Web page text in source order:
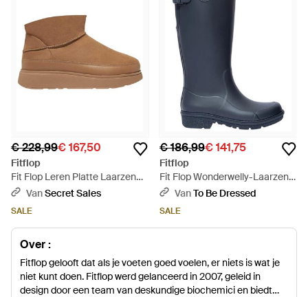
€ 228,99€ 167,50
Fitflop
Fit Flop Leren Platte Laarzen
Voor (Tan) - Bruin
VanSecret Sales
SALE
€ 186,99€ 141,75
Fitflop
Fit Flop Wonderwelly-Laarzen
Voor (Marine) - Blauw
VanTo Be Dressed
SALE
Over :
Fitflop gelooft dat als je voeten goed voelen, er niets is wat je
niet kunt doen. Fitflop werd gelanceerd in 2007, geleid in
design door een team van deskundige biochemici en biedt